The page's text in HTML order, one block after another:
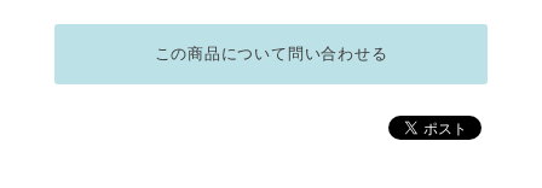
この商品について問い合わせる